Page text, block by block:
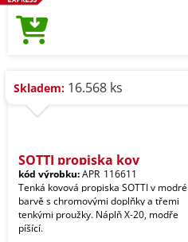
Skladem: 16.568 ks
SOTTI propiska kov
kód výrobku:APR_116611
Tenká kovová propiska SOTTI v modré
barvě s chromovými doplňky a třemi
tenkými proužky. Náplň X-20, modře
píšící.